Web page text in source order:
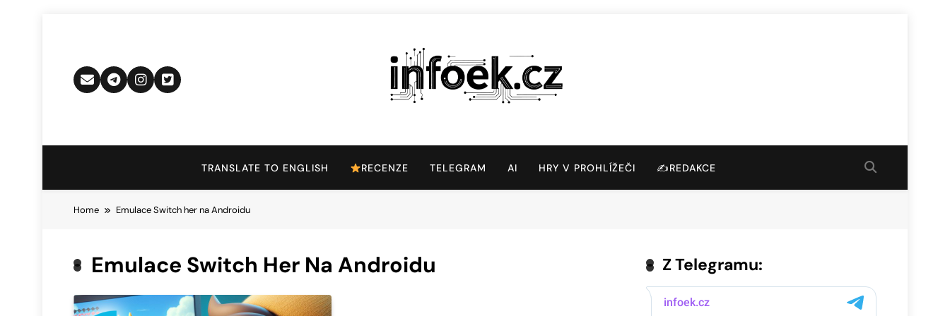
Infoek.cz
TRANSLATE TO ENGLISH RECENZE TELEGRAM AI HRY V PROHLÍŽEČI ✍️REDAKCE
Home Emulace Switch her na Androidu
Emulace Switch Her Na Androidu Z Telegramu: